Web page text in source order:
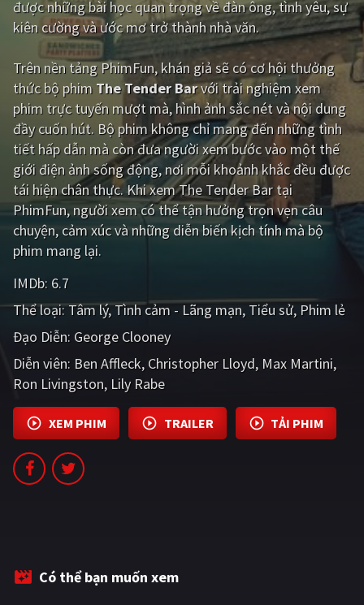
Giật gân Gia đình
Bí ẩn Lịch sử
Viễn Tây Tiểu sử
GameShow DramaTV
QUỐC GIA
Âu - Mỹ Trung Quốc - Hồng Kông
Hàn Quốc Nhật Bản
Tổng hợp
CẬP NHẬT
PHIM MỚI
PHIM BỘ
PHIM LẺ
PHIM CHIẾU RẠP
được những bài học quan trọng về đàn ông, tình yêu, sự
kiên cường và ước mơ trở thành nhà văn.
Trên nền tảngPhimFun, khán giả sẽ có cơ hội thưởng
thức bộ phim The Tender Barvới trải nghiệm xem
phim trực tuyến mượt mà, hình ảnh sắc nét và nội dung
đầy cuốn hút. Bộ phim không chỉ mang đến những tình
tiết hấp dẫn mà còn đưa người xem bước vào một thế
giới điện ảnh sống động, nơi mỗi khoảnh khắc đều được
tái hiện chân thực. Khi xem The Tender Bar tại
PhimFun, người xem có thể tận hưởng trọn vẹn câu
chuyện, cảm xúc và những diễn biến kịch tính mà bộ
phim mang lại.
IMDb: 6.7
Thể loại:Tâm lý Tình cảm - Lãng mạn Tiểu sử Phim lẻ
Đạo Diễn: George Clooney
Diễn viên: Ben Affleck Christopher Lloyd Max Martini
Ron Livingston Lily Rabe
XEM PHIM TRAILER TẢI PHIM
Có thể bạn muốn xem